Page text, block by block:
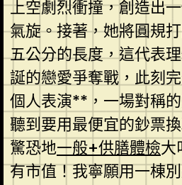
上空劇烈衝撞，創造出
氣旋。接著，她將圓規
五公分的長度，這代表
誕的戀愛爭奪戰，此刻
個人表演**，一場對稱
聽到要用最便宜的鈔票
驚恐地一般+供膳體檢大
有市值！我寧願用一棟